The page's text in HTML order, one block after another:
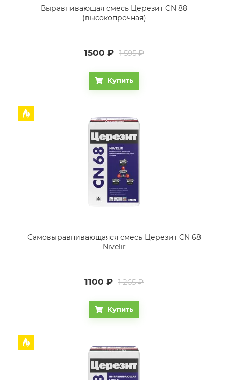
Выравнивающая смесь Церезит CN 88
(высокопрочная)
1500 ₽ 1 595 ₽
Купить
Самовыравнивающаяся смесь Церезит CN 68
Nivelir
1100 ₽ 1 265 ₽
Купить